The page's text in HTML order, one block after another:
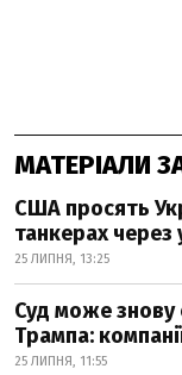
МАТЕРІАЛИ
США просять
танкерах через
25 ЛИПНЯ, 13:25
Суд може знову
Трампа:
25 ЛИПНЯ, 11:55